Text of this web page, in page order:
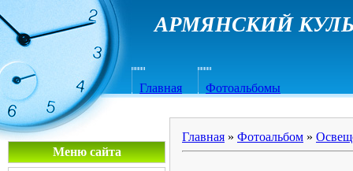
АРМЯНСКИЙ
Главная Фотоальбомы
Меню сайта
Главная » Фотоальбом »